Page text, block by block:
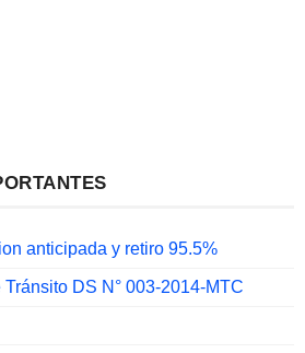
anticipada y retiro 95.5%
DS N° 003-2014-MTC